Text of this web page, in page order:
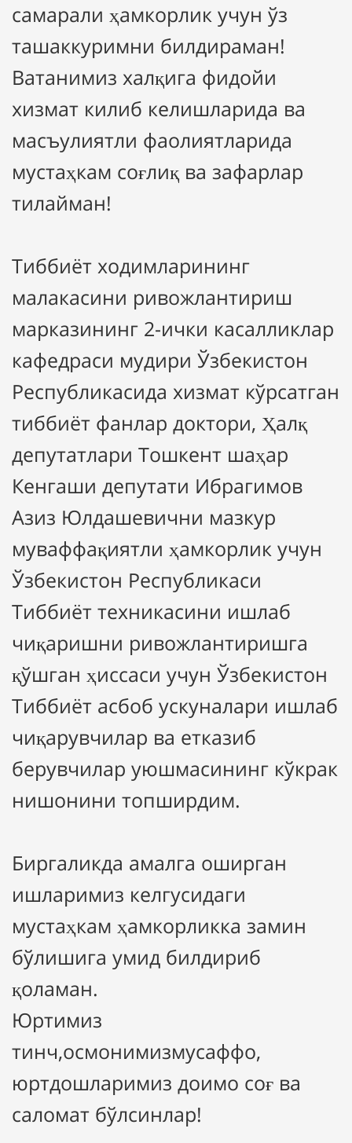
самарали ҳамкорлик учун ўз
ташаккуримни билдираман!
Ватанимиз халқига фидойи
хизмат килиб келишларида ва
масъулиятли фаолиятларида
мустаҳкам соғлиқ ва зафарлар
тилайман!
Тиббиёт ходимларининг
малакасини ривожлантириш
марказининг 2-ички касалликлар
кафедраси мудири Ўзбекистон
Республикасида хизмат кўрсатган
тиббиёт фанлар доктори, Ҳалқ
депутатлари Тошкент шаҳар
Кенгаши депутати Ибрагимов
Азиз Юлдашевични мазкур
муваффақиятли ҳамкорлик учун
Ўзбекистон Республикаси
Тиббиёт техникасини ишлаб
чиқаришни ривожлантиришга
қўшган ҳиссаси учун Ўзбекистон
Тиббиёт асбоб ускуналари ишлаб
чиқарувчилар ва етказиб
берувчилар уюшмасининг кўкрак
нишонини топширдим.
Биргаликда амалга оширган
ишларимиз келгусидаги
мустаҳкам ҳамкорликка замин
бўлишига умид билдириб
қоламан.
Юртимиз
тинч,осмонимизмусаффо,
юртдошларимиз доимо соғ ва
саломат бўлсинлар!